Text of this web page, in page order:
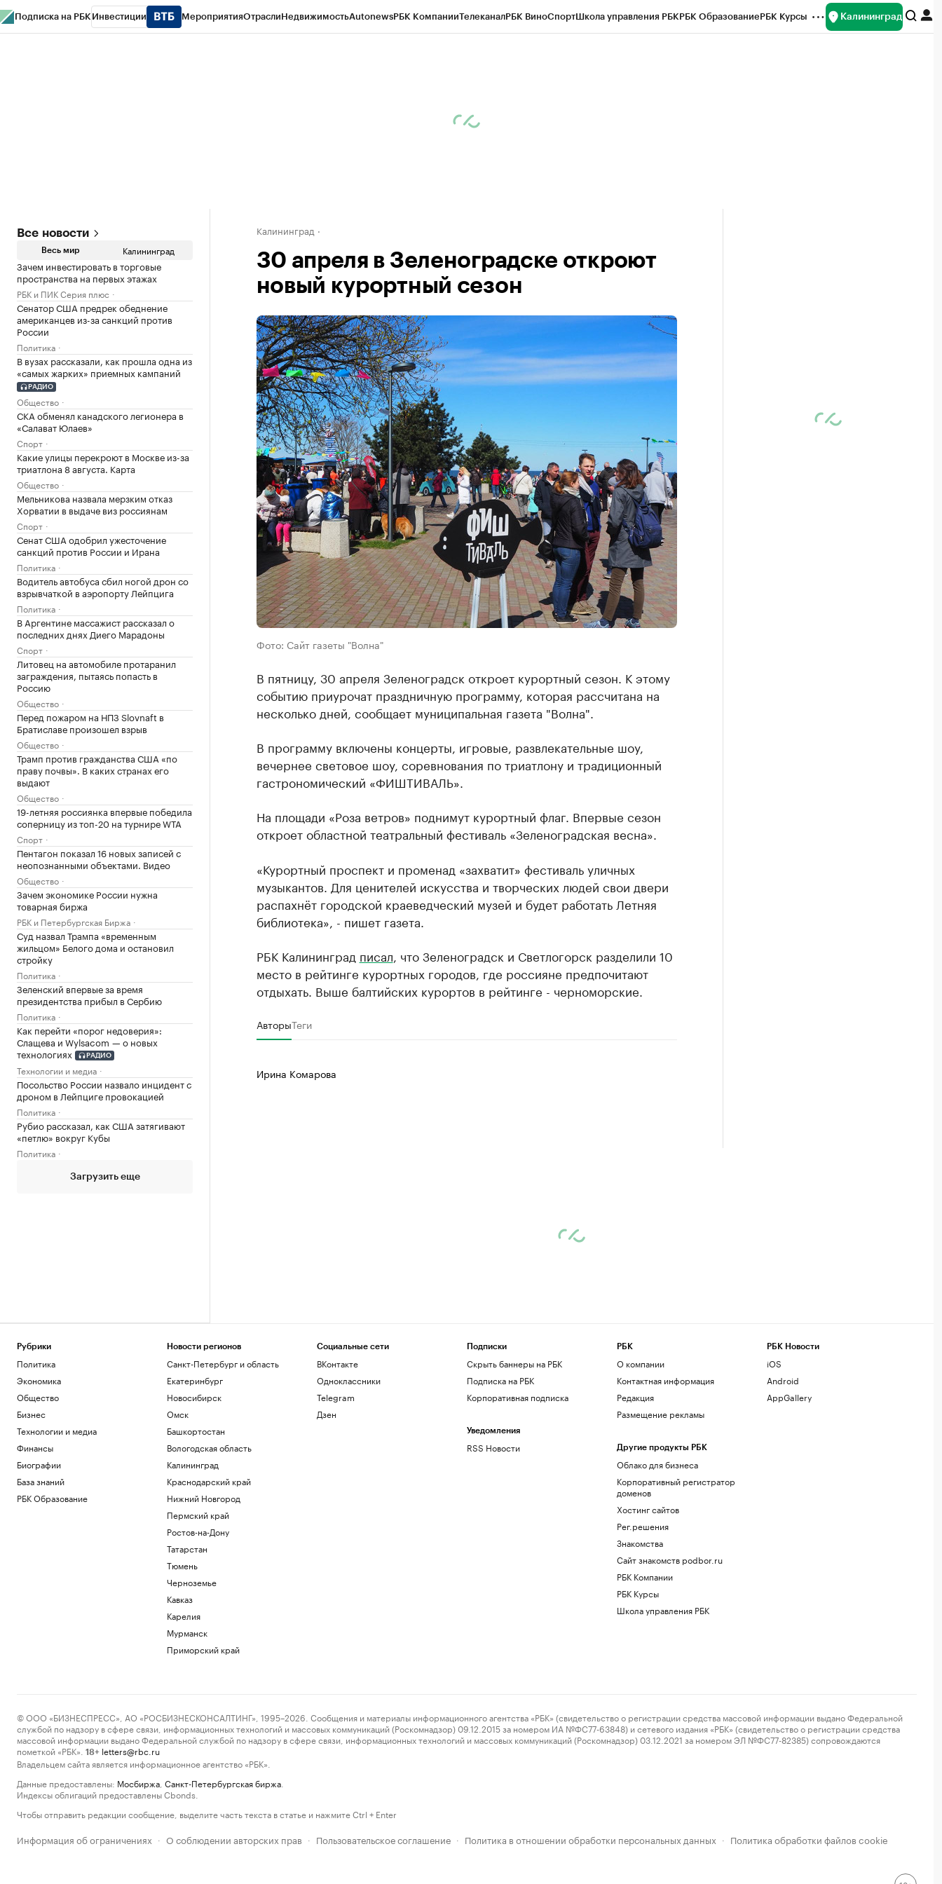
Подписка на РБК Инвестиции МероприятияОтраслиНедвижимостьAutonewsРБК КомпанииТелеканалРБК ВиноСпортШкола управления РБКРБК ОбразованиеРБК Курсы Калининград
Все новости
Весь мир Калининград
Зачем инвестировать в торговые
пространства на первых этажах
РБК и ПИК Серия плюс
Сенатор США предрек обеднение
американцев из-за санкций против
России
Политика
В вузах рассказали, как прошла одна из
«самых жарких» приемных кампаний
РАДИО
Общество
СКА обменял канадского легионера в
«Салават Юлаев»
Спорт
Какие улицы перекроют в Москве из-за
триатлона 8 августа. Карта
Общество
Мельникова назвала мерзким отказ
Хорватии в выдаче виз россиянам
Спорт
Сенат США одобрил ужесточение
санкций против России и Ирана
Политика
Водитель автобуса сбил ногой дрон со
взрывчаткой в аэропорту Лейпцига
Политика
В Аргентине массажист рассказал о
последних днях Диего Марадоны
Спорт
Литовец на автомобиле протаранил
заграждения, пытаясь попасть в
Россию
Общество
Перед пожаром на НПЗ Slovnaft в
Братиславе произошел взрыв
Общество
Трамп против гражданства США «по
праву почвы». В каких странах его
выдают
Общество
19-летняя россиянка впервые победила
соперницу из топ-20 на турнире WTA
Спорт
Пентагон показал 16 новых записей с
неопознанными объектами. Видео
Общество
Зачем экономике России нужна
товарная биржа
РБК и Петербургская Биржа
Суд назвал Трампа «временным
жильцом» Белого дома и остановил
стройку
Политика
Зеленский впервые за время
президентства прибыл в Сербию
Политика
Как перейти «порог недоверия»:
Слащева и Wylsacom — о новых
технологиях
РАДИО
Технологии и медиа
Посольство России назвало инцидент с
дроном в Лейпциге провокацией
Политика
Рубио рассказал, как США затягивают
«петлю» вокруг Кубы
Политика
Загрузить еще
Калининград
30 апреля в Зеленоградске откроют
новый курортный сезон
Фото: Сайт газеты "Волна"
В пятницу, 30 апреля Зеленоградск откроет курортный сезон. К этому
событию приурочат праздничную программу, которая рассчитана на
несколько дней, сообщает муниципальная газета "Волна".
В программу включены концерты, игровые, развлекательные шоу,
вечернее световое шоу, соревнования по триатлону и традиционный
гастрономический «ФИШТИВАЛЬ».
На площади «Роза ветров» поднимут курортный флаг. Впервые сезон
откроет областной театральный фестиваль «Зеленоградская весна».
«Курортный проспект и променад «захватит» фестиваль уличных
музыкантов. Для ценителей искусства и творческих людей свои двери
распахнёт городской краеведческий музей и будет работать Летняя
библиотека», - пишет газета.
РБК Калининград писал , что Зеленоградск и Светлогорск разделили 10
место в рейтинге курортных городов, где россияне предпочитают
отдыхать. Выше балтийских курортов в рейтинге - черноморские.
АвторыТеги
Ирина Комарова
Рубрики
Политика
Экономика
Общество
Бизнес
Технологии и медиа
Финансы
Биографии
База знаний
РБК Образование
Новости регионов
Санкт-Петербург и область
Екатеринбург
Новосибирск
Омск
Башкортостан
Вологодская область
Калининград
Краснодарский край
Нижний Новгород
Пермский край
Ростов-на-Дону
Татарстан
Тюмень
Черноземье
Кавказ
Карелия
Мурманск
Приморский край
Социальные сети
ВКонтакте
Одноклассники
Telegram
Дзен
Подписки
Скрыть баннеры на РБК
Подписка на РБК
Корпоративная подписка
Уведомления
RSS Новости
РБК
О компании
Контактная информация
Редакция
Размещение рекламы
Другие продукты РБК
Облако для бизнеса
Корпоративный регистратор
доменов
Хостинг сайтов
Рег.решения
Знакомства
Сайт знакомств podbor.ru
РБК Компании
РБК Курсы
Школа управления РБК
РБК Новости
iOS
Android
AppGallery
© ООО «БИЗНЕСПРЕСС», АО «РОСБИЗНЕСКОНСАЛТИНГ», 1995–2026. Сообщения и материалы информационного агентства «РБК» (свидетельство о регистрации средства массовой информации выдано Федеральной
службой по надзору в сфере связи, информационных технологий и массовых коммуникаций (Роскомнадзор) 09.12.2015 за номером ИА №ФС77-63848) и сетевого издания «РБК» (свидетельство о регистрации средства
массовой информации выдано Федеральной службой по надзору в сфере связи, информационных технологий и массовых коммуникаций (Роскомнадзор) 03.12.2021 за номером ЭЛ №ФС77-82385) сопровождаются
пометкой «РБК».
18+ letters@rbc.ru
Владельцем сайта является информационное агентство «РБК».
Данные предоставлены: Мосбиржа Санкт-Петербургская биржа
Индексы облигаций предоставлены Cbonds.
Чтобы отправить редакции сообщение, выделите часть текста в статье и нажмите Ctrl + Enter
Информация об ограничениях · О соблюдении авторских прав · Пользовательское соглашение · Политика в отношении обработки персональных данных · Политика обработки файлов cookie